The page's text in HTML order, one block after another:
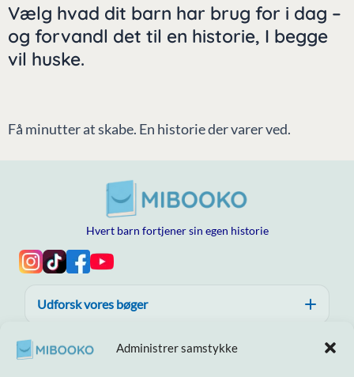
Administrer samstykke
Vælg hvad dit barn har brug for i dag –
og forvandl det til en historie, I begge
vil huske.
Få minutter at skabe. En historie der varer ved.
Hvert barn fortjener sin egen historie
Udforsk vores bøger
Hjælp, tillid og kvalitet